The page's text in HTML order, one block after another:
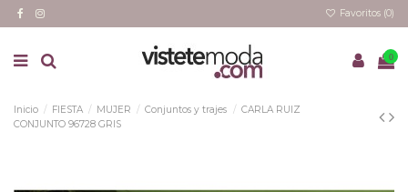
Favoritos (0)
0
Inicio FIESTA MUJER Conjuntos y trajes
CARLA RUIZ
CONJUNTO 96728 GRIS